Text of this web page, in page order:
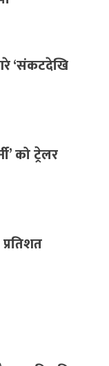
‘संकटदेखि
को ट्रेलर